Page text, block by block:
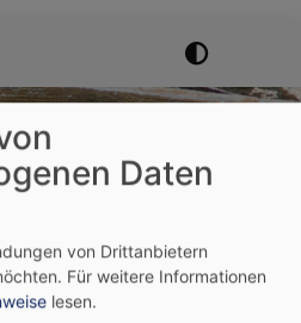
Holzschwang -
Daten
von Drittanbietern
Für weitere Informationen
lesen.